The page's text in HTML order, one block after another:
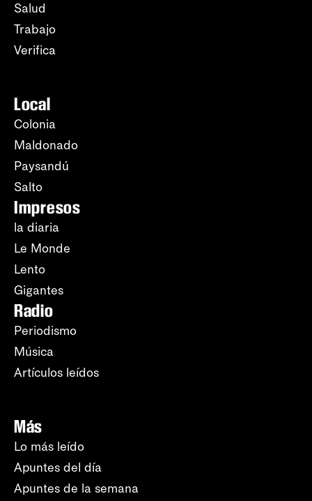
Salud
Trabajo
Verifica
Local
Colonia
Maldonado
Paysandú
Salto
Impresos
la diaria
Le Monde
Lento
Gigantes
Radio
Periodismo
Música
Artículos leídos
Más
Lo más leído
Apuntes del día
Apuntes de la semana